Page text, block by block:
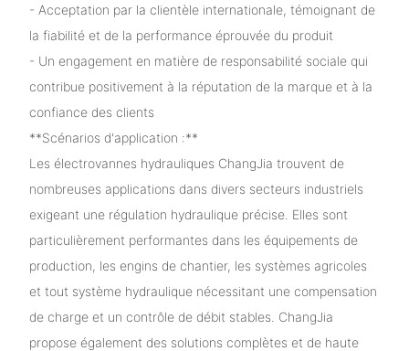
- Acceptation par la clientèle internationale, témoignant de
la fiabilité et de la performance éprouvée du produit
- Un engagement en matière de responsabilité sociale qui
contribue positivement à la réputation de la marque et à la
confiance des clients
**Scénarios d'application :**
Les électrovannes hydrauliques ChangJia trouvent de
nombreuses applications dans divers secteurs industriels
exigeant une régulation hydraulique précise. Elles sont
particulièrement performantes dans les équipements de
production, les engins de chantier, les systèmes agricoles
et tout système hydraulique nécessitant une compensation
de charge et un contrôle de débit stables. ChangJia
propose également des solutions complètes et de haute